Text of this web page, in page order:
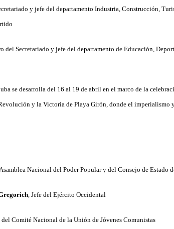
y jefe del departamento Industria, Construcción,
del Secretariado y jefe del departamento de Educación,
se desarrolla del 16 al 19 de abril en el marco de la
y la Victoria de Playa Girón, donde el imperialismo
Asamblea Nacional del Poder Popular y del Consejo de Estado
, Jefe del Ejército Occidental
del Comité Nacional de la Unión de Jóvenes Comunistas